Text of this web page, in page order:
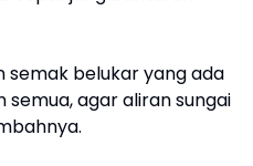
semak belukar yang ada
agar aliran sungai